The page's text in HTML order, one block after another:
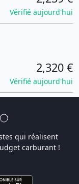
Vérifié aujourd'hui
2,320 €
Vérifié aujourd'hui
qui réalisent
carburant !